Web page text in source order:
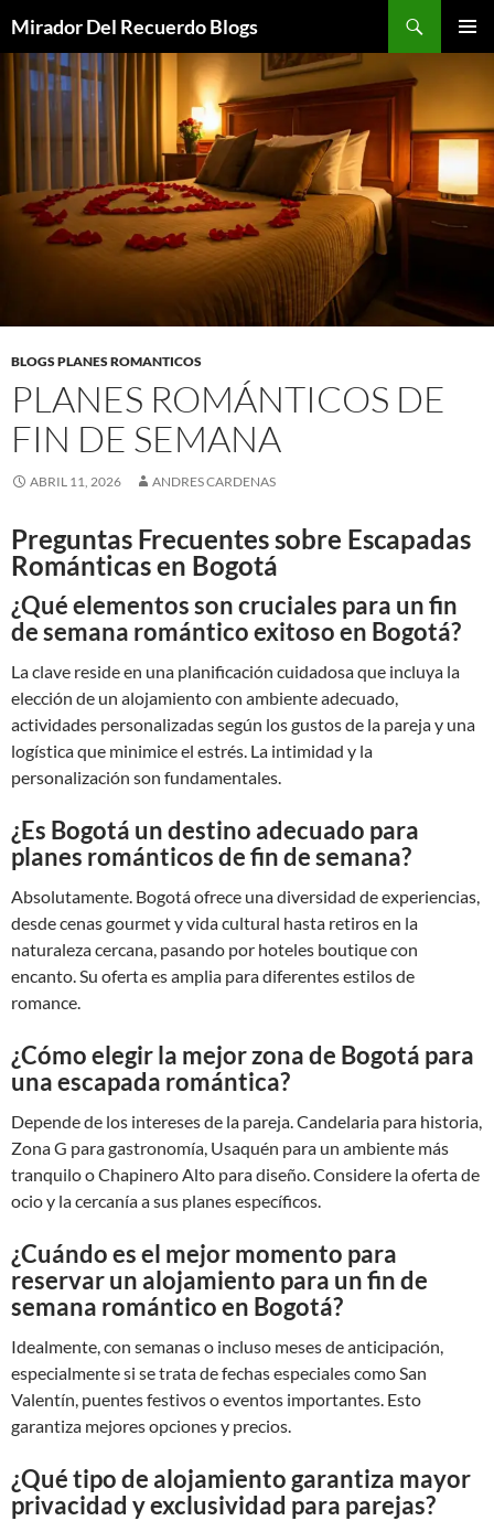
contenido
Mirador Del Recuerdo Blogs
BLOGS PLANES ROMANTICOS
PLANES ROMÁNTICOS DE
FIN DE SEMANA
ABRIL 11, 2026 ANDRES CARDENAS
Preguntas Frecuentes sobre Escapadas
Románticas en Bogotá
¿Qué elementos son cruciales para un fin
de semana romántico exitoso en Bogotá?
La clave reside en una planificación cuidadosa que incluya la
elección de un alojamiento con ambiente adecuado,
actividades personalizadas según los gustos de la pareja y una
logística que minimice el estrés. La intimidad y la
personalización son fundamentales.
¿Es Bogotá un destino adecuado para
planes románticos de fin de semana?
Absolutamente. Bogotá ofrece una diversidad de experiencias,
desde cenas gourmet y vida cultural hasta retiros en la
naturaleza cercana, pasando por hoteles boutique con
encanto. Su oferta es amplia para diferentes estilos de
romance.
¿Cómo elegir la mejor zona de Bogotá para
una escapada romántica?
Depende de los intereses de la pareja. Candelaria para historia,
Zona G para gastronomía, Usaquén para un ambiente más
tranquilo o Chapinero Alto para diseño. Considere la oferta de
ocio y la cercanía a sus planes específicos.
¿Cuándo es el mejor momento para
reservar un alojamiento para un fin de
semana romántico en Bogotá?
Idealmente, con semanas o incluso meses de anticipación,
especialmente si se trata de fechas especiales como San
Valentín, puentes festivos o eventos importantes. Esto
garantiza mejores opciones y precios.
¿Qué tipo de alojamiento garantiza mayor
privacidad y exclusividad para parejas?